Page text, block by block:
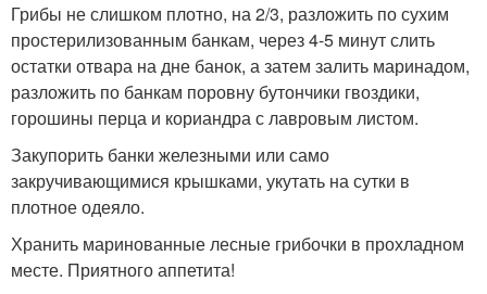
Грибы не слишком плотно, на 2/3, разложить по сухим
простерилизованным банкам, через 4-5 минут слить
остатки отвара на дне банок, а затем залить маринадом,
разложить по банкам поровну бутончики гвоздики,
горошины перца и кориандра с лавровым листом.
Закупорить банки железными или само
закручивающимися крышками, укутать на сутки в
плотное одеяло.
Хранить маринованные лесные грибочки в прохладном
месте. Приятного аппетита!